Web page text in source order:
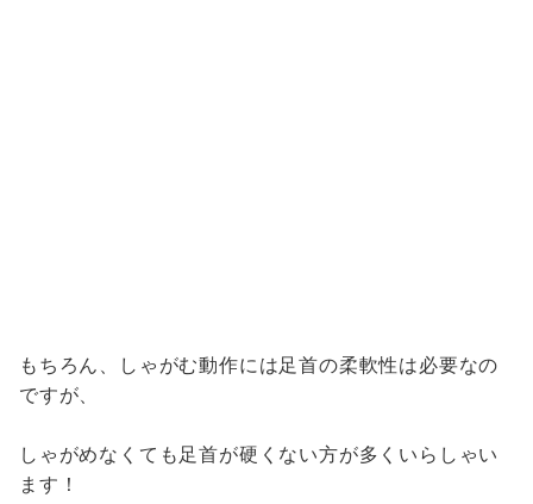
もちろん、しゃがむ動作には足首の柔軟性は必要なの
ですが、
しゃがめなくても足首が硬くない方が多くいらしゃい
ます！